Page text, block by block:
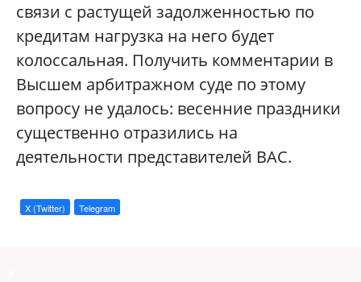
связи с растущей задолженностью по
кредитам нагрузка на него будет
колоссальная. Получить комментарии в
Высшем арбитражном суде по этому
вопросу не удалось: весенние праздники
существенно отразились на
деятельности представителей ВАС.
X (Twitter) Telegram